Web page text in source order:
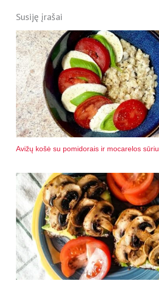
Susiję įrašai
Avižų košė su pomidorais ir mocarelos sūriu